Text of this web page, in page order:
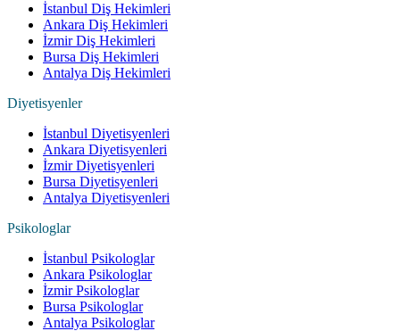
İstanbul Diş Hekimleri
Ankara Diş Hekimleri
İzmir Diş Hekimleri
Bursa Diş Hekimleri
Antalya Diş Hekimleri
Diyetisyenler
İstanbul Diyetisyenleri
Ankara Diyetisyenleri
İzmir Diyetisyenleri
Bursa Diyetisyenleri
Antalya Diyetisyenleri
Psikologlar
İstanbul Psikologlar
Ankara Psikologlar
İzmir Psikologlar
Bursa Psikologlar
Antalya Psikologlar